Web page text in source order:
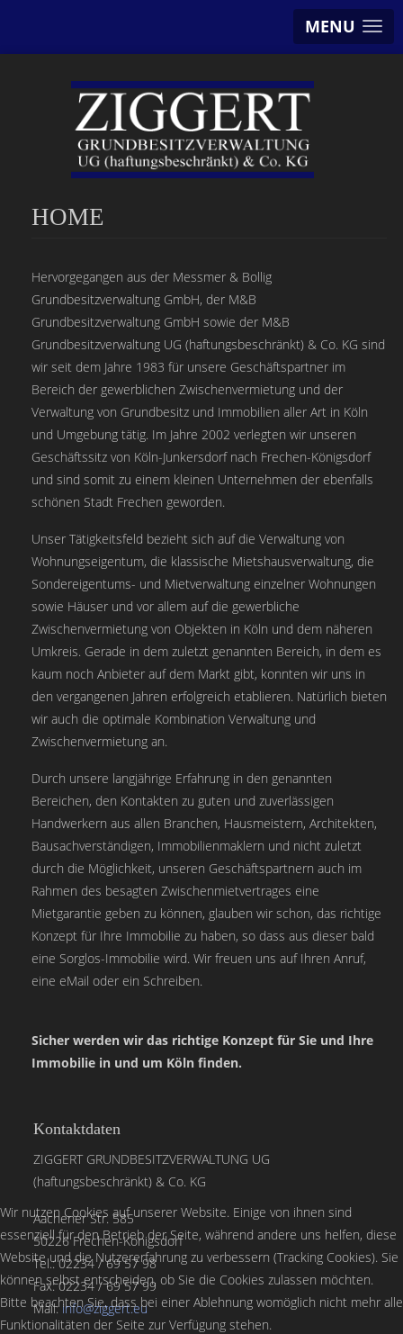
MENU
HOME
Hervorgegangen aus der Messmer & Bollig
Grundbesitzverwaltung GmbH, der M&B
Grundbesitzverwaltung GmbH sowie der M&B
Grundbesitzverwaltung UG (haftungsbeschränkt) & Co. KG sind
wir seit dem Jahre 1983 für unsere Geschäftspartner im
Bereich der gewerblichen Zwischenvermietung und der
Verwaltung von Grundbesitz und Immobilien aller Art in Köln
und Umgebung tätig. Im Jahre 2002 verlegten wir unseren
Geschäftssitz von Köln-Junkersdorf nach Frechen-Königsdorf
und sind somit zu einem kleinen Unternehmen der ebenfalls
schönen Stadt Frechen geworden.
Unser Tätigkeitsfeld bezieht sich auf die Verwaltung von
Wohnungseigentum, die klassische Mietshausverwaltung, die
Sondereigentums- und Mietverwaltung einzelner Wohnungen
sowie Häuser und vor allem auf die gewerbliche
Zwischenvermietung von Objekten in Köln und dem näheren
Umkreis. Gerade in dem zuletzt genannten Bereich, in dem es
kaum noch Anbieter auf dem Markt gibt, konnten wir uns in
den vergangenen Jahren erfolgreich etablieren. Natürlich bieten
wir auch die optimale Kombination Verwaltung und
Zwischenvermietung an.
Durch unsere langjährige Erfahrung in den genannten
Bereichen, den Kontakten zu guten und zuverlässigen
Handwerkern aus allen Branchen, Hausmeistern, Architekten,
Bausachverständigen, Immobilienmaklern und nicht zuletzt
durch die Möglichkeit, unseren Geschäftspartnern auch im
Rahmen des besagten Zwischenmietvertrages eine
Mietgarantie geben zu können, glauben wir schon, das richtige
Konzept für Ihre Immobilie zu haben, so dass aus dieser bald
eine Sorglos-Immobilie wird. Wir freuen uns auf Ihren Anruf,
eine eMail oder ein Schreiben.
Sicher werden wir das richtige Konzept für Sie und Ihre
Immobilie in und um Köln finden.
Kontaktdaten
ZIGGERT GRUNDBESITZVERWALTUNG UG
(haftungsbeschränkt) & Co. KG
Aachener Str. 585
50226 Frechen-Königsdorf
Tel.: 02234 / 69 57 98
Fax: 02234 / 69 57 99
Mail: info@ziggert.eu
Wir nutzen Cookies auf unserer Website. Einige von ihnen sind
essenziell für den Betrieb der Seite, während andere uns helfen, diese
Website und die Nutzererfahrung zu verbessern (Tracking Cookies). Sie
können selbst entscheiden, ob Sie die Cookies zulassen möchten.
Bitte beachten Sie, dass bei einer Ablehnung womöglich nicht mehr alle
Funktionalitäten der Seite zur Verfügung stehen.